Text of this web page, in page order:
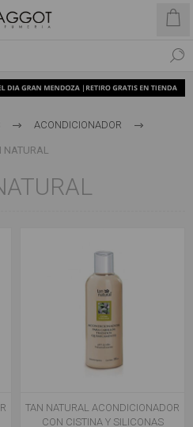
ACONDICIONADOR
NATURAL
TAN NATURAL ACONDICIONADOR
CON CISTINA Y SILICONAS